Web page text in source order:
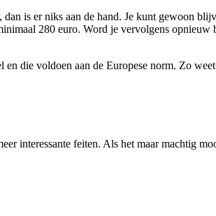
is er niks aan de hand. Je kunt gewoon
280 euro. Word je vervolgens opnieuw
die voldoen aan de Europese norm. Zo
interessante feiten. Als het maar machtig